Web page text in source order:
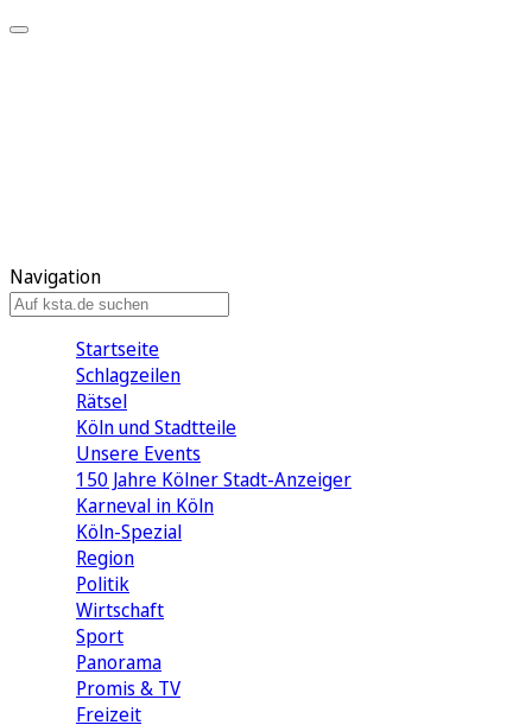
Navigation
Startseite
Schlagzeilen
Rätsel
Köln und Stadtteile
Unsere Events
150 Jahre Kölner Stadt-Anzeiger
Karneval in Köln
Köln-Spezial
Region
Politik
Wirtschaft
Sport
Panorama
Promis & TV
Freizeit